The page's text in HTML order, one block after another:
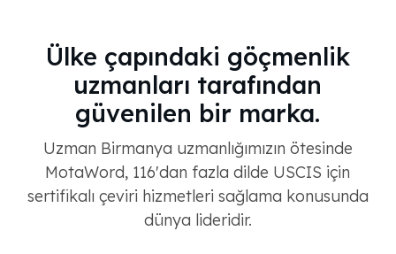
Ülke çapındaki göçmenlik
uzmanları tarafından
güvenilen bir marka.
Uzman Birmanya uzmanlığımızın ötesinde
MotaWord, 116'dan fazla dilde USCIS için
sertifikalı çeviri hizmetleri sağlama konusunda
dünya lideridir.